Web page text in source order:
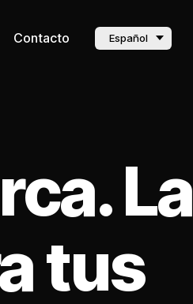
Contacto Español
La
tus